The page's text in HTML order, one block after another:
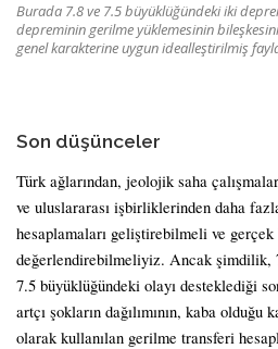
Burada 7.8 ve 7.5 büyüklüğündeki iki
depreminin gerilme yüklemesinin
genel karakterine uygun idealleştirilmiş
Son düşünceler
Türk ağlarından, jeolojik saha
ve uluslararası işbirliklerinden daha
hesaplamaları geliştirebilmeli ve
değerlendirebilmeliyiz. Ancak şimdilik,
7.5 büyüklüğündeki olayı desteklediği
artçı şokların dağılımının, kaba olduğu
olarak kullanılan gerilme transferi